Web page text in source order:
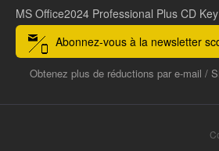
MS Office2024 Professional Plus CD
Abonnez-vous à la newsletter
Obtenez plus de réductions par e-mail /